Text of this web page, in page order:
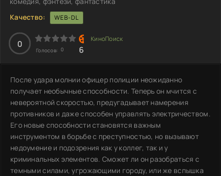
Качество:
WEB-DL
0
Голосов: 0 6
После удара молнии офицер полиции неожиданно
получает необычные способности. Теперь он мчится с
невероятной скоростью, предугадывает намерения
противников и даже способен управлять электричеством.
Его новые способности становятся важным
инструментом в борьбе с преступностью, но вызывают
недоумение и подозрения как у коллег, так и у
криминальных элементов. Сможет ли он разобраться с
темными силами, угрожающими городу, или же вспышка